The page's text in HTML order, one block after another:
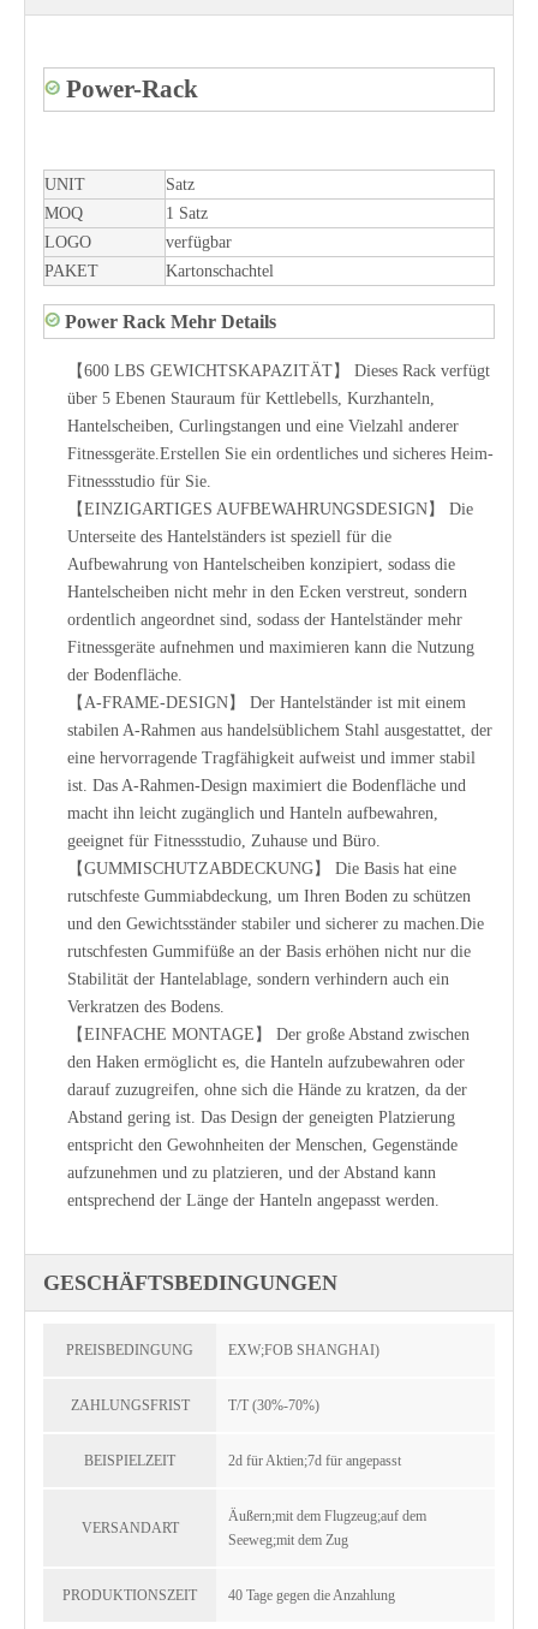
Power-Rack
UNIT
Satz
MOQ
1 Satz
LOGO
verfügbar
PAKET
Kartonschachtel
Power Rack Mehr Details
【600 LBS GEWICHTSKAPAZITÄT】 Dieses Rack verfügt
über 5 Ebenen Stauraum für Kettlebells, Kurzhanteln,
Hantelscheiben, Curlingstangen und eine Vielzahl anderer
Fitnessgeräte.Erstellen Sie ein ordentliches und sicheres Heim-
Fitnessstudio für Sie.
【EINZIGARTIGES AUFBEWAHRUNGSDESIGN】 Die
Unterseite des Hantelständers ist speziell für die
Aufbewahrung von Hantelscheiben konzipiert, sodass die
Hantelscheiben nicht mehr in den Ecken verstreut, sondern
ordentlich angeordnet sind, sodass der Hantelständer mehr
Fitnessgeräte aufnehmen und maximieren kann die Nutzung
der Bodenfläche.
【A-FRAME-DESIGN】 Der Hantelständer ist mit einem
stabilen A-Rahmen aus handelsüblichem Stahl ausgestattet, der
eine hervorragende Tragfähigkeit aufweist und immer stabil
ist. Das A-Rahmen-Design maximiert die Bodenfläche und
macht ihn leicht zugänglich und Hanteln aufbewahren,
geeignet für Fitnessstudio, Zuhause und Büro.
【GUMMISCHUTZABDECKUNG】 Die Basis hat eine
rutschfeste Gummiabdeckung, um Ihren Boden zu schützen
und den Gewichtsständer stabiler und sicherer zu machen.Die
rutschfesten Gummifüße an der Basis erhöhen nicht nur die
Stabilität der Hantelablage, sondern verhindern auch ein
Verkratzen des Bodens.
【EINFACHE MONTAGE】 Der große Abstand zwischen
den Haken ermöglicht es, die Hanteln aufzubewahren oder
darauf zuzugreifen, ohne sich die Hände zu kratzen, da der
Abstand gering ist. Das Design der geneigten Platzierung
entspricht den Gewohnheiten der Menschen, Gegenstände
aufzunehmen und zu platzieren, und der Abstand kann
entsprechend der Länge der Hanteln angepasst werden.
GESCHÄFTSBEDINGUNGEN
PREISBEDINGUNG EXW;FOB SHANGHAI)
ZAHLUNGSFRIST T/T (30%-70%)
BEISPIELZEIT 2d für Aktien;7d für angepasst
VERSANDART
Äußern;mit dem Flugzeug;auf dem
Seeweg;mit dem Zug
PRODUKTIONSZEIT 40 Tage gegen die Anzahlung